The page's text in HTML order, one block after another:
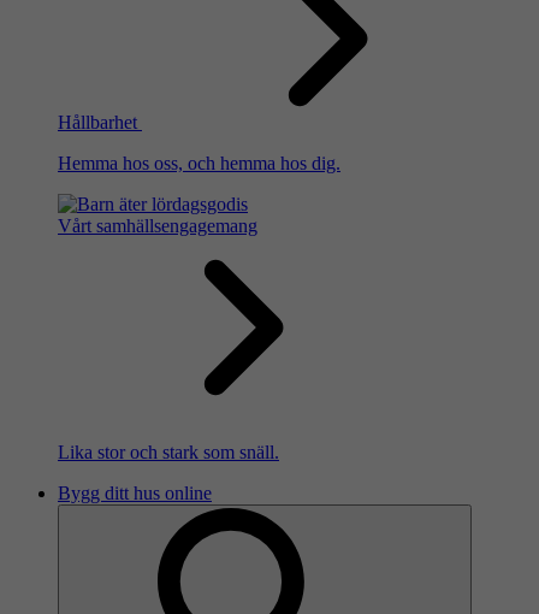
Hållbarhet
Hemma hos oss, och hemma hos dig.
Vårt samhällsengagemang
Lika stor och stark som snäll.
Bygg ditt hus online